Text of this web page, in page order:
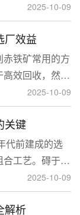
化学活性强等特
统设计方面面
2025-10-09
厂效益
铁矿常用的方
效回收，然
存在高硅铝杂质
回收率低、精
2025-10-09
关键
代前建成的选
工艺。碍于当
大量细粒金、包
成了巨大的经
2025-10-09
解析